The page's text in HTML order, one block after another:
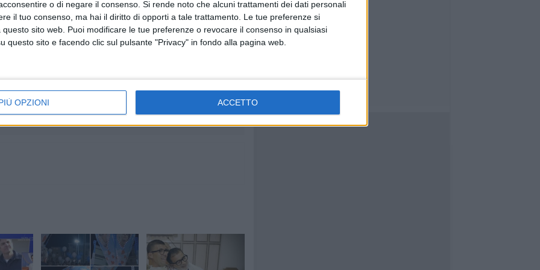
o di negare il consenso. Si rende noto che alcuni trattamenti dei dati personali
il tuo consenso, ma hai il diritto di opporti a tale trattamento. Le tue preferenze si
sito web. Puoi modificare le tue preferenze o revocare il consenso in qualsiasi
questo sito e facendo clic sul pulsante "Privacy" in fondo alla pagina web.
OPZIONI ACCETTO
Anche se è una canzone che parla del
si pensi alla fedeltà verso Dio, verso gli amici e la
ci mette tra le mani. Quindi questo canto, che
e ci faccia capire che oggi, per vivere una vita
a chi ci è accanto